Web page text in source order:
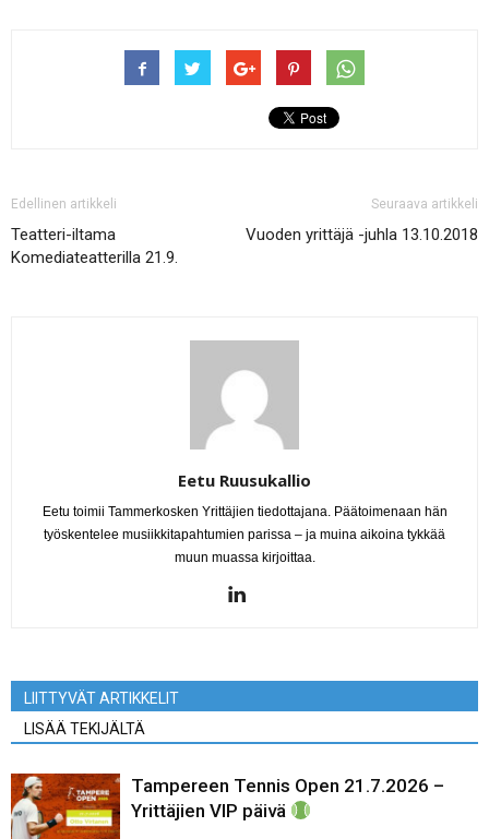
Edellinen artikkeli
Teatteri-iltama
Komediateatterilla 21.9.
Seuraava artikkeli
Vuoden yrittäjä -juhla 13.10.2018
Eetu Ruusukallio
Eetu toimii Tammerkosken Yrittäjien tiedottajana. Päätoimenaan hän
työskentelee musiikkitapahtumien parissa – ja muina aikoina tykkää
muun muassa kirjoittaa.
LIITTYVÄT ARTIKKELIT
LISÄÄ TEKIJÄLTÄ
Tampereen Tennis Open 21.7.2026 –
Yrittäjien VIP päivä